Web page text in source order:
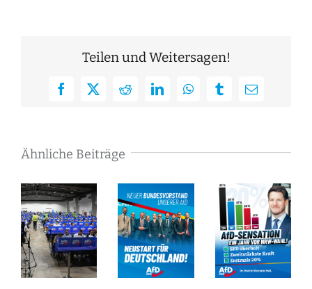
Teilen und Weitersagen!
Facebook
X RedditLinkedInWhatsAppTumblrE-
Ähnliche Beiträge